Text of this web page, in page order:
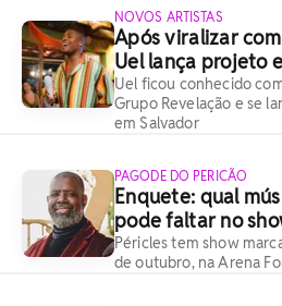
NOVOS ARTISTAS
Após viralizar
Uel lança projeto
Uel ficou conhecido
Grupo Revelação e se
em Salvador
PAGODE DO PERICÃO
Enquete: qual
pode faltar no
Péricles tem show
de outubro, na Arena